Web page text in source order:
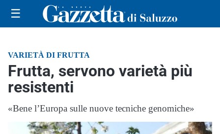
☰
VARIETÀ DI FRUTTA
Frutta, servono varietà più
resistenti
«Bene l’Europa sulle nuove tecniche genomiche»